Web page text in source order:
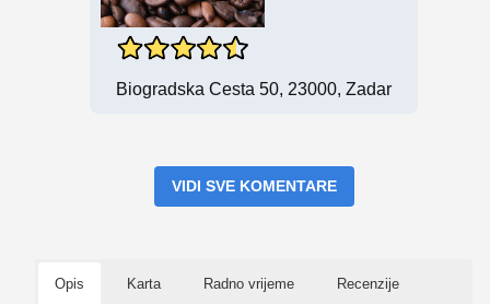
Biogradska Cesta 50, 23000, Zadar
VIDI SVE KOMENTARE
Opis Karta Radno vrijeme Recenzije